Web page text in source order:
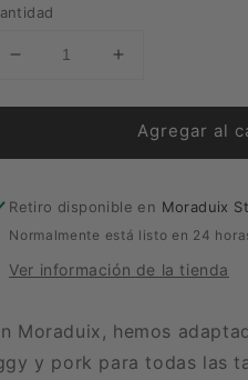
Reducir
para
Adulto
y
Pork
Aumentar
para
Camiseta
Adulto
y
Pork
Agregar al
Retiro disponible en Moraduix
Normalmente está listo en 24
Ver información de la tienda
Moraduix, hemos
y pork para todas las